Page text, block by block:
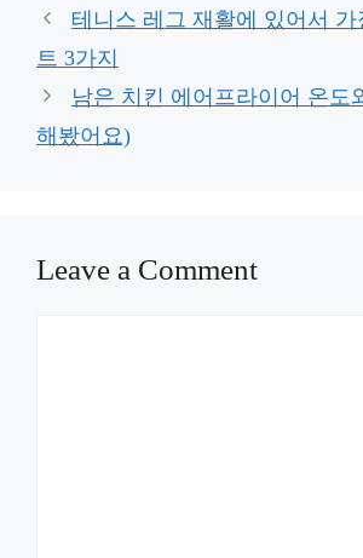
테니스 레그 재활에 있어서 가
트 3가지
남은 치킨 에어프라이어 온도
해봤어요)
Leave a Comment